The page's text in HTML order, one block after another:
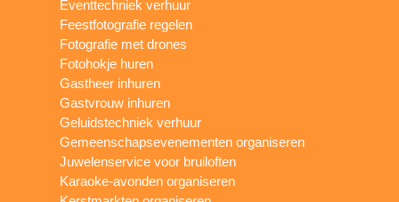
Eventtechniek verhuur
Feestfotografie regelen
Fotografie met drones
Fotohokje huren
Gastheer inhuren
Gastvrouw inhuren
Geluidstechniek verhuur
Gemeenschapsevenementen organiseren
Juwelenservice voor bruiloften
Karaoke-avonden organiseren